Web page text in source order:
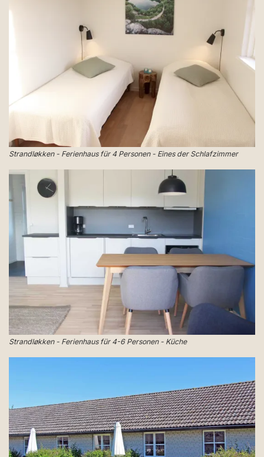
Strandløkken - Ferienhaus für 4 Personen - Eines der Schlafzimmer
Strandløkken - Ferienhaus für 4-6 Personen - Küche